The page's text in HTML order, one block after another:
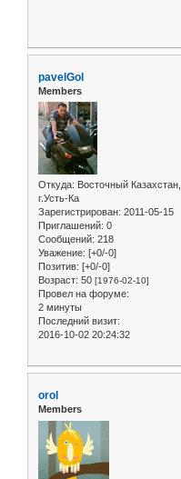
pavelGol
Members
Откуда: Восточный Казахстан,
г.Усть-Ка
Зарегистрирован: 2011-05-15
Приглашений: 0
Сообщений: 218
Уважение: [+0/-0]
Позитив: [+0/-0]
Возраст: 50 [1976-02-10]
Провел на форуме:
2 минуты
Последний визит:
2016-10-02 20:24:32
orol
Members